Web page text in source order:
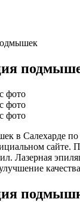
в Салехарде
сайте.
Лазерная